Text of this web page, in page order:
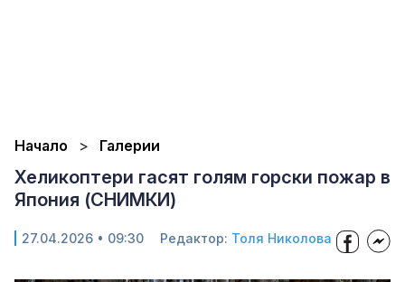
Начало Галерии
Хеликоптери гасят голям горски пожар в
Япония (СНИМКИ)
27.04.2026 • 09:30 Редактор: Толя Николова